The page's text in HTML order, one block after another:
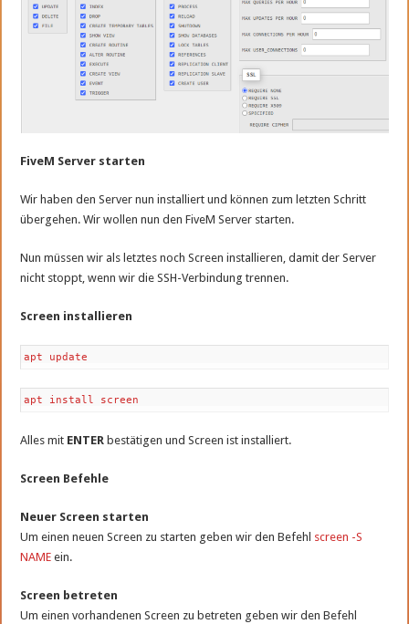
FiveM Server starten
Wir haben den Server nun installiert und können zum letzten Schritt
übergehen. Wir wollen nun den FiveM Server starten.
Nun müssen wir als letztes noch Screen installieren, damit der Server
nicht stoppt, wenn wir die SSH-Verbindung trennen.
Screen installieren
apt update
apt install screen
Alles mit ENTER bestätigen und Screen ist installiert.
Screen Befehle
Neuer Screen starten
Um einen neuen Screen zu starten geben wir den Befehl screen -S
NAME ein.
Screen betreten
Um einen vorhandenen Screen zu betreten geben wir den Befehl